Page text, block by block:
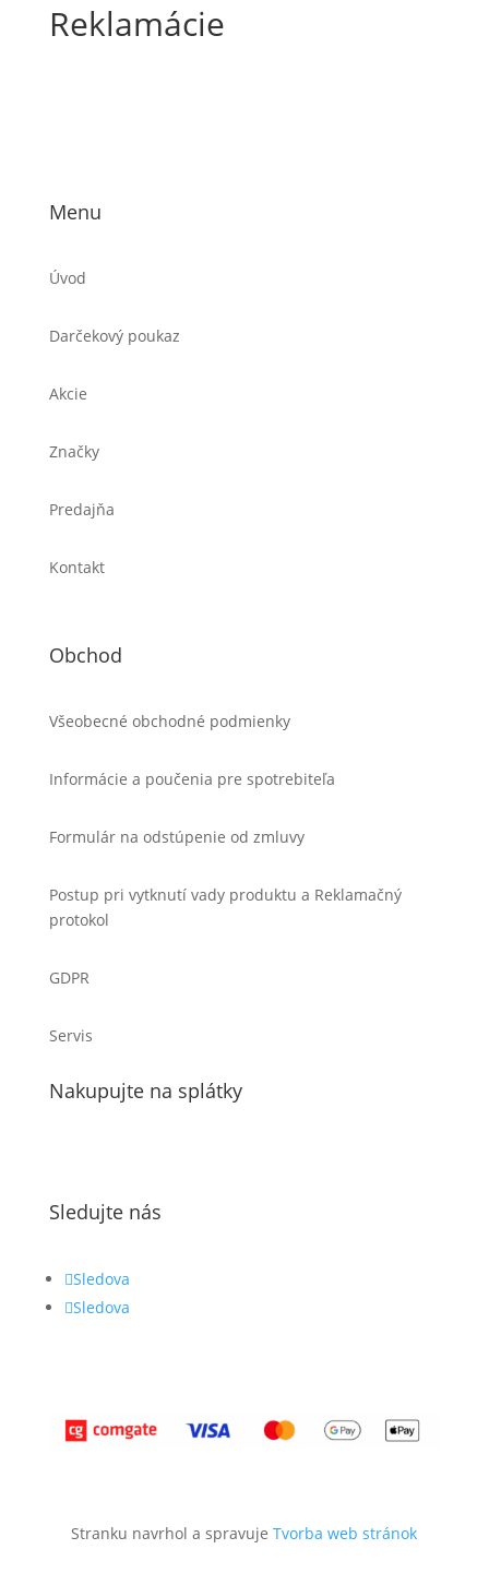
Reklamácie
Menu
Úvod
Darčekový poukaz
Akcie
Značky
Predajňa
Kontakt
Obchod
Všeobecné obchodné podmienky
Informácie a poučenia pre spotrebiteľa
Formulár na odstúpenie od zmluvy
Postup pri vytknutí vady produktu a Reklamačný
protokol
GDPR
Servis
Nakupujte na splátky
Sledujte nás
Sledova
Sledova
Stranku navrhol a spravujeTvorba web stránok